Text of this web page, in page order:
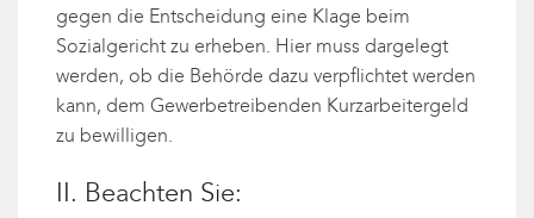
gegen die Entscheidung eine Klage beim
Sozialgericht zu erheben. Hier muss dargelegt
werden, ob die Behörde dazu verpflichtet werden
kann, dem Gewerbetreibenden Kurzarbeitergeld
zu bewilligen.
II. Beachten Sie: